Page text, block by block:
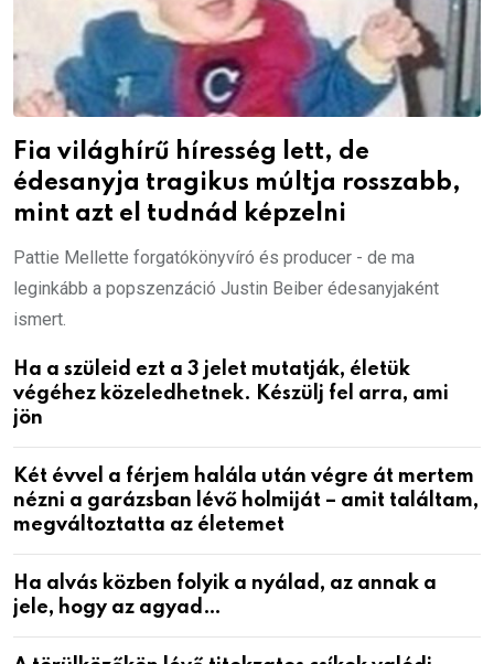
Fia világhírű híresség lett, de
édesanyja tragikus múltja rosszabb,
mint azt el tudnád képzelni
Pattie Mellette forgatókönyvíró és producer - de ma
leginkább a popszenzáció Justin Beiber édesanyjaként
ismert.
Ha a szüleid ezt a 3 jelet mutatják, életük
végéhez közeledhetnek. Készülj fel arra, ami
jön
Két évvel a férjem halála után végre át mertem
nézni a garázsban lévő holmiját – amit találtam,
megváltoztatta az életemet
Ha alvás közben folyik a nyálad, az annak a
jele, hogy az agyad…